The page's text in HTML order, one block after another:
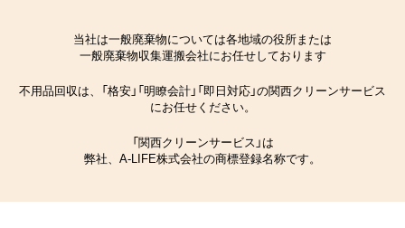
当社は一般廃棄物については各地域の役所または
一般廃棄物収集運搬会社にお任せしております
不用品回収は、「格安」「明瞭会計」「即日対応」の関西クリーンサービス
にお任せください。
「関西クリーンサービス」は
弊社、A-LIFE株式会社の商標登録名称です。